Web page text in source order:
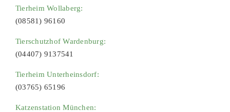
Tierheim Wollaberg:
(08581) 96160
Tierschutzhof Wardenburg:
(04407) 9137541
Tierheim Unterheinsdorf:
(03765) 65196
Katzenstation München: